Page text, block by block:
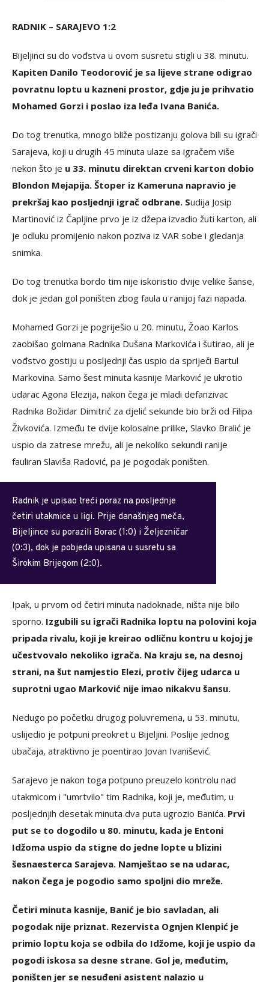
RADNIK – SARAJEVO 1:2
Bijeljinci su do vođstva u ovom susretu stigli u 38. minutu.
Kapiten Danilo Teodorović je sa lijeve strane odigrao
povratnu loptu u kazneni prostor, gdje ju je prihvatio
Mohamed Gorzi i poslao iza leđa Ivana Banića.
Do tog trenutka, mnogo bliže postizanju golova bili su igrači
Sarajeva, koji u drugih 45 minuta ulaze sa igračem više
nekon što je u 33. minutu direktan crveni karton dobio
Blondon Mejapija. Štoper iz Kameruna napravio je
prekršaj kao posljednji igrač odbrane. Sudija Josip
Martinović iz Čapljine prvo je iz džepa izvadio žuti karton, ali
je odluku promijenio nakon poziva iz VAR sobe i gledanja
snimka.
Do tog trenutka bordo tim nije iskoristio dvije velike šanse,
dok je jedan gol poništen zbog faula u ranijoj fazi napada.
Mohamed Gorzi je pogriješio u 20. minutu, Žoao Karlos
zaobišao golmana Radnika Dušana Markovića i šutirao, ali je
vođstvo gostiju u posljednji čas uspio da spriječi Bartul
Markovina. Samo šest minuta kasnije Marković je ukrotio
udarac Agona Elezija, nakon čega je mladi defanzivac
Radnika Božidar Dimitrić za djelić sekunde bio brži od Filipa
Živkovića. Između te dvije kolosalne prilike, Slavko Bralić je
uspio da zatrese mrežu, ali je nekoliko sekundi ranije
fauliran Slaviša Radović, pa je pogodak poništen.
Radnik je upisao treći poraz na posljednje
četiri utakmice u ligi. Prije današnjeg meča,
Bijeljince su porazili Borac (1:0) i Željezničar
(0:3), dok je pobjeda upisana u susretu sa
Širokim Brijegom (2:0).
Ipak, u prvom od četiri minuta nadoknade, ništa nije bilo
sporno. Izgubili su igrači Radnika loptu na polovini koja
pripada rivalu, koji je kreirao odličnu kontru u kojoj je
učestvovalo nekoliko igrača. Na kraju se, na desnoj
strani, na šut namjestio Elezi, protiv čijeg udarca u
suprotni ugao Marković nije imao nikakvu šansu.
Nedugo po početku drugog poluvremena, u 53. minutu,
uslijedio je potpuni preokret u Bijeljini. Poslije jednog
ubačaja, atraktivno je poentirao Jovan Ivanišević.
Sarajevo je nakon toga potpuno preuzelo kontrolu nad
utakmicom i "umrtvilo" tim Radnika, koji je, međutim, u
posljednjih desetak minuta dva puta ugrozio Banića. Prvi
put se to dogodilo u 80. minutu, kada je Entoni
Idžoma uspio da stigne do jedne lopte u blizini
šesnaesterca Sarajeva. Namještao se na udarac,
nakon čega je pogodio samo spoljni dio mreže.
Četiri minuta kasnije, Banić je bio savladan, ali
pogodak nije priznat. Rezervista Ognjen Klenpić je
primio loptu koja se odbila do Idžome, koji je uspio da
pogodi iskosa sa desne strane. Gol je, međutim,
poništen jer se nesuđeni asistent nalazio u